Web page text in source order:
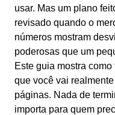
usar. Mas um plano
revisado quando o
números mostram
poderosas que um
Este guia mostra
que você vai
páginas. Nada de
importa para quem